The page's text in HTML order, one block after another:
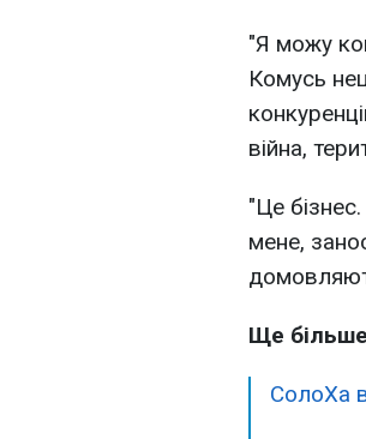
"Я можу
Комусь
війна,
"Це
мене,
Ще більше
СолоХа